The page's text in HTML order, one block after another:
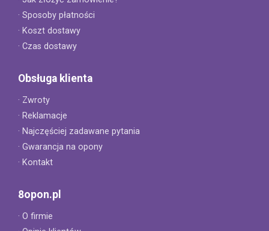
· Sposoby płatności
· Koszt dostawy
· Czas dostawy
Obsługa klienta
· Zwroty
· Reklamacje
· Najczęściej zadawane pytania
· Gwarancja na opony
· Kontakt
8opon.pl
· O firmie